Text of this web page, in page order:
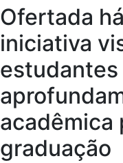
Ofertada
iniciativa
estudantes
acadêmica
graduação